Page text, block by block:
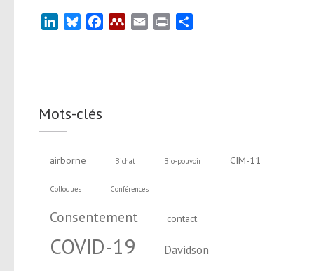
LinkedInBlueskyFacebookMendeley
Email Print
Mots-clés
airborne Bichat Bio-pouvoir CIM-11
Colloques Conférences
Consentement contact
COVID-19 Davidson